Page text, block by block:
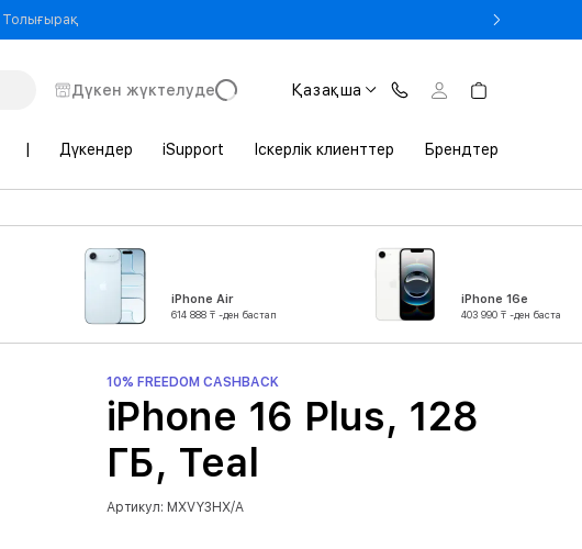
Толығырақ- Студенттік билетті көрсеткенде MacBook-қа –3% жеңілдік
Дүкен жүктелуде Қазақша
Дүкендер iSupport Іскерлік клиенттер Брендтер
iPhone Air
614 888 ₸ -ден бастап
iPhone 16e
403 990 ₸ -ден бастап
10% FREEDOM CASHBACK
iPhone 16 Plus, 128
ГБ, Teal
Артикул: MXVY3HX/A